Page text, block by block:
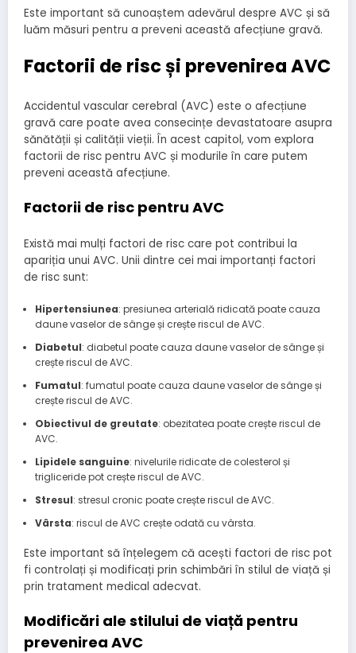
Este important să cunoaștem adevărul despre AVC și să
luăm măsuri pentru a preveni această afecțiune gravă.
Factorii de risc și prevenirea AVC
Accidentul vascular cerebral (AVC) este o afecțiune
gravă care poate avea consecințe devastatoare asupra
sănătății și calității vieții. În acest capitol, vom explora
factorii de risc pentru AVC și modurile în care putem
preveni această afecțiune.
Factorii de risc pentru AVC
Există mai mulți factori de risc care pot contribui la
apariția unui AVC. Unii dintre cei mai importanți factori
de risc sunt:
Hipertensiunea: presiunea arterială ridicată poate cauza
daune vaselor de sânge și crește riscul de AVC.
Diabetul: diabetul poate cauza daune vaselor de sânge și
crește riscul de AVC.
Fumatul: fumatul poate cauza daune vaselor de sânge și
crește riscul de AVC.
Obiectivul de greutate: obezitatea poate crește riscul de
AVC.
Lipidele sanguine: nivelurile ridicate de colesterol și
trigliceride pot crește riscul de AVC.
Stresul: stresul cronic poate crește riscul de AVC.
Vârsta: riscul de AVC crește odată cu vârsta.
Este important să înțelegem că acești factori de risc pot
fi controlați și modificați prin schimbări în stilul de viață și
prin tratament medical adecvat.
Modificări ale stilului de viață pentru
prevenirea AVC